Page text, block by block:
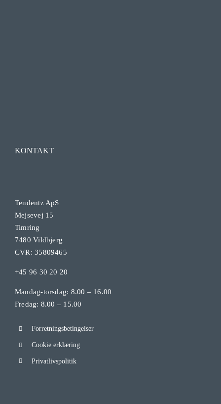
KONTAKT
Tendentz ApS
Mejsevej 15
Timring
7480 Vildbjerg
CVR: 35809465
+45 96 30 20 20
Mandag-torsdag: 8.00 – 16.00
Fredag: 8.00 – 15.00
Forretningsbetingelser
Cookie erklæring
Privatlivspolitik